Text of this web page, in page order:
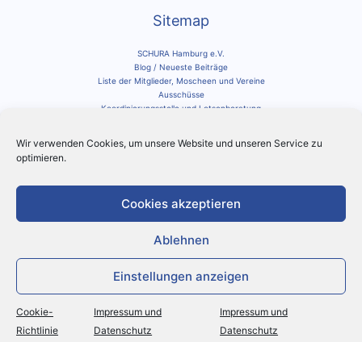
Wir verwenden Cookies, um unsere Website und unseren Service zu
optimieren.
Cookies akzeptieren
Ablehnen
Einstellungen anzeigen
Cookie-
Richtlinie
Impressum und
Datenschutz
Impressum und
Datenschutz
Sitemap
SCHURA Hamburg e.V.
Blog / Neueste Beiträge
Liste der Mitglieder, Moscheen und Vereine
Ausschüsse
Koordinierungsstelle und Lotsenberatung
Schura auf Instagram
nach:
Copyright © 2026 SCHURA Hamburg e.V.